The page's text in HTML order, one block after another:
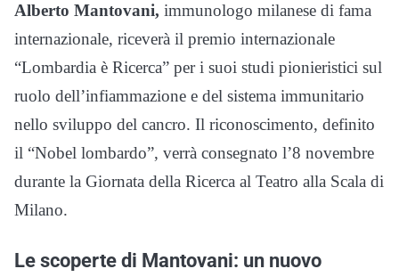
Alberto Mantovani, immunologo milanese di fama
internazionale, riceverà il premio internazionale
“Lombardia è Ricerca” per i suoi studi pionieristici sul
ruolo dell’infiammazione e del sistema immunitario
nello sviluppo del cancro. Il riconoscimento, definito
il “Nobel lombardo”, verrà consegnato l’8 novembre
durante la Giornata della Ricerca al Teatro alla Scala di
Milano.
Le scoperte di Mantovani: un nuovo